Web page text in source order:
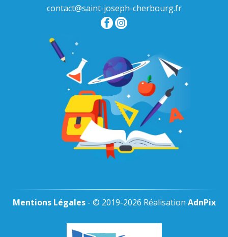
contact@saint-joseph-cherbourg.fr
Mentions Légales- © 2019-2026 Réalisation AdnPix